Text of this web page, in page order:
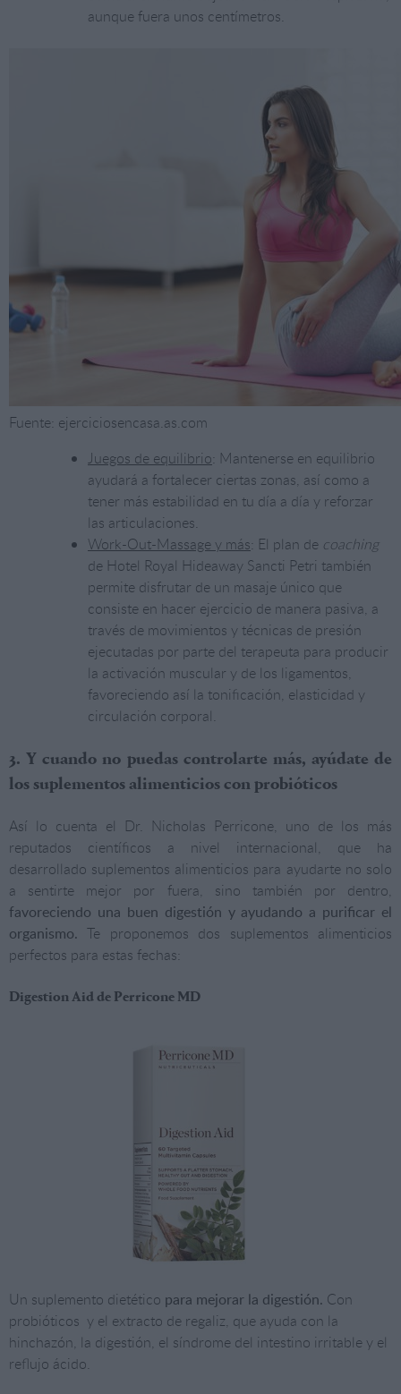
aunque fuera unos centímetros.
Fuente: ejerciciosencasa.as.com
Juegos de equilibrio: Mantenerse en equilibrio
ayudará a fortalecer ciertas zonas, así como a
tener más estabilidad en tu día a día y reforzar
las articulaciones.
Work-Out-Massage y más: El plan de coaching
de Hotel Royal Hideaway Sancti Petri también
permite disfrutar de un masaje único que
consiste en hacer ejercicio de manera pasiva, a
través de movimientos y técnicas de presión
ejecutadas por parte del terapeuta para producir
la activación muscular y de los ligamentos,
favoreciendo así la tonificación, elasticidad y
circulación corporal.
3. Y cuando no puedas controlarte más, ayúdate de
los suplementos alimenticios con probióticos
Así lo cuenta el Dr. Nicholas Perricone, uno de los más
reputados científicos a nivel internacional, que ha
desarrollado suplementos alimenticios para ayudarte no solo
a sentirte mejor por fuera, sino también por dentro,
favoreciendo una buen digestión y ayudando a purificar el
organismo.Te proponemos dos suplementos alimenticios
perfectos para estas fechas:
Digestion Aid de Perricone MD
Un suplemento dietético para mejorar la digestión. Con
probióticos y el extracto de regaliz, que ayuda con la
hinchazón, la digestión, el síndrome del intestino irritable y el
reflujo ácido.